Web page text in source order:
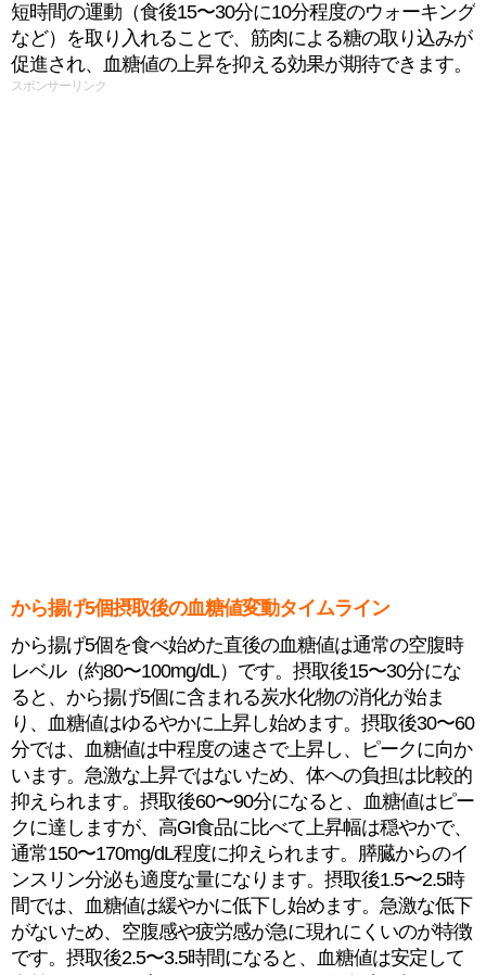
短時間の運動（食後15〜30分に10分程度のウォーキング
など）を取り入れることで、筋肉による糖の取り込みが
促進され、血糖値の上昇を抑える効果が期待できます。
スポンサーリンク
から揚げ5個摂取後の血糖値変動タイムライン
から揚げ5個を食べ始めた直後の血糖値は通常の空腹時
レベル（約80〜100mg/dL）です。摂取後15〜30分にな
ると、から揚げ5個に含まれる炭水化物の消化が始ま
り、血糖値はゆるやかに上昇し始めます。摂取後30〜60
分では、血糖値は中程度の速さで上昇し、ピークに向か
います。急激な上昇ではないため、体への負担は比較的
抑えられます。摂取後60〜90分になると、血糖値はピー
クに達しますが、高GI食品に比べて上昇幅は穏やかで、
通常150〜170mg/dL程度に抑えられます。膵臓からのイ
ンスリン分泌も適度な量になります。摂取後1.5〜2.5時
間では、血糖値は緩やかに低下し始めます。急激な低下
がないため、空腹感や疲労感が急に現れにくいのが特徴
です。摂取後2.5〜3.5時間になると、血糖値は安定して